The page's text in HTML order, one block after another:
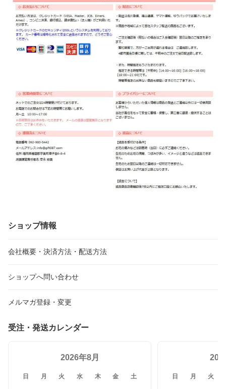
ショップ情報
会社概要・決済方法・配送方法
ショップへ問い合わせ
メルマガ登録・変更
受注・発送カレンダー
2026年8月
日 月 火 水 木 金 土 日 月 火